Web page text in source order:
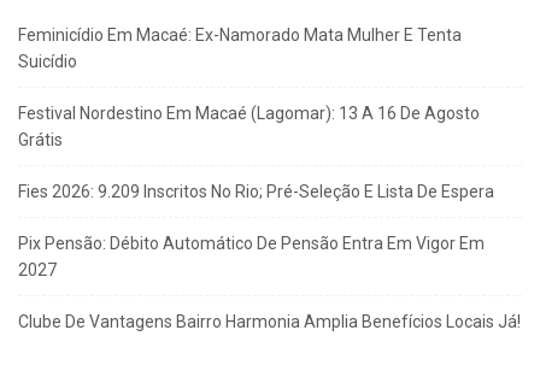
Feminicídio Em Macaé: Ex-Namorado Mata Mulher E Tenta
Suicídio
Festival Nordestino Em Macaé (Lagomar): 13 A 16 De Agosto
Grátis
Fies 2026: 9.209 Inscritos No Rio; Pré-Seleção E Lista De Espera
Pix Pensão: Débito Automático De Pensão Entra Em Vigor Em
2027
Clube De Vantagens Bairro Harmonia Amplia Benefícios Locais Já!